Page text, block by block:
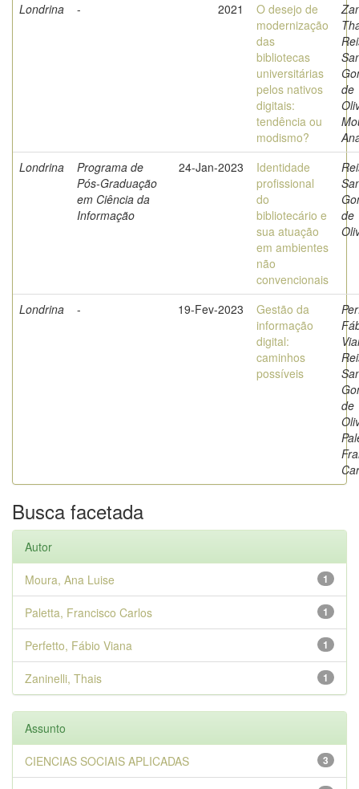
Londrina - 2021
O desejo de
modernização
das
bibliotecas
universitárias
pelos nativos
digitais:
tendência ou
modismo?
de
Londrina
Programa de
Pós-Graduação
em Ciência da
Informação
24-Jan-2023
Identidade
profissional
do
bibliotecário e
sua atuação
em ambientes
não
convencionais
de
Londrina - 19-Fev-2023
Gestão da
informação
digital:
caminhos
possíveis
de
Busca facetada
Autor
1
Moura, Ana Luise
1
Paletta, Francisco Carlos
1
Perfetto, Fábio Viana
1
Zaninelli, Thais
Assunto
3
CIENCIAS SOCIAIS APLICADAS